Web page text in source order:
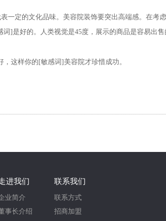
一定的文化品味。美容院装饰要突出高端感。在考
词]是好的。人类视觉是45度，展示的商品是容易出
这样你的[敏感词]美容院才珍惜成功。
进我们
业简介
事长介绍
联系我们
联系方式
招商加盟